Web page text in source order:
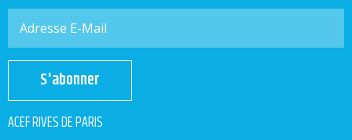
S'abonner
ACEF RIVES DE PARIS